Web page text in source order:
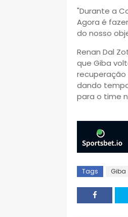
"Durante a
Agora é
do nosso
Renan Dal
que Giba
recuperação
dando
para o time
Tags Giba